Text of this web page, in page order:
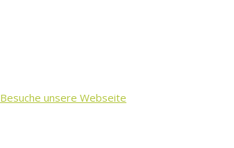
Besuche unsere Webseite